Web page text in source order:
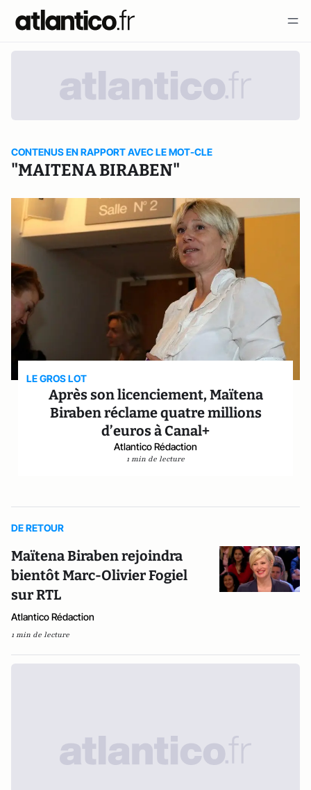
CONTENUS EN RAPPORT AVEC LE MOT-CLE
"MAITENA BIRABEN"
LE GROS LOT
Après son licenciement, Maïtena
Biraben réclame quatre millions
d’euros à Canal+
Atlantico Rédaction
1 min de lecture
DE RETOUR
Maïtena Biraben rejoindra
bientôt Marc-Olivier Fogiel
sur RTL
Atlantico Rédaction
1 min de lecture